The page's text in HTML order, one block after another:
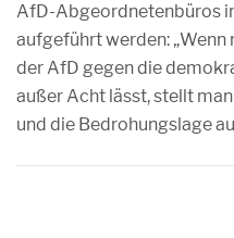
AfD-Abgeordnetenbüros
aufgeführt werden:
der AfD gegen die
außer Acht lässt, stellt
und die Bedrohungslage